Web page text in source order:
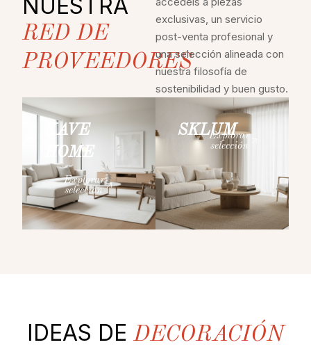
NUESTRA
RED DE
PROVEEDORES
exclusivas, un servicio
post-venta profesional y
una selección alineada con
nuestra filosofía de
sostenibilidad y buen gusto.
KAVE
HOME
Explorar
selección
SKLUM
Explorar
selección
IDEAS DE DECORACIÓN